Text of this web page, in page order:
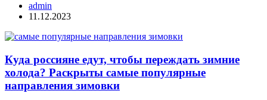
admin
11.12.2023
Куда россияне едут, чтобы переждать зимние
холода? Раскрыты самые популярные
направления зимовки